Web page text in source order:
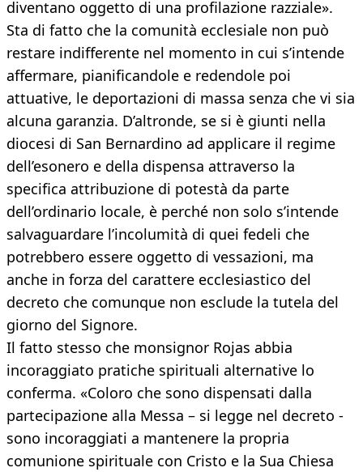
diventano oggetto di una profilazione razziale».
Sta di fatto che la comunità ecclesiale non può
restare indifferente nel momento in cui s’intende
affermare, pianificandole e redendole poi
attuative, le deportazioni di massa senza che vi sia
alcuna garanzia. D’altronde, se si è giunti nella
diocesi di San Bernardino ad applicare il regime
dell’esonero e della dispensa attraverso la
specifica attribuzione di potestà da parte
dell’ordinario locale, è perché non solo s’intende
salvaguardare l’incolumità di quei fedeli che
potrebbero essere oggetto di vessazioni, ma
anche in forza del carattere ecclesiastico del
decreto che comunque non esclude la tutela del
giorno del Signore.
Il fatto stesso che monsignor Rojas abbia
incoraggiato pratiche spirituali alternative lo
conferma. «Coloro che sono dispensati dalla
partecipazione alla Messa – si legge nel decreto -
sono incoraggiati a mantenere la propria
comunione spirituale con Cristo e la Sua Chiesa